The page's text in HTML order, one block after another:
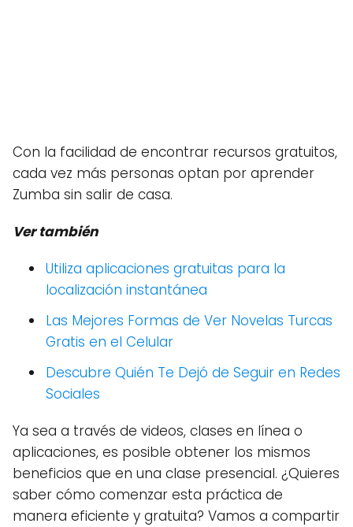
Con la facilidad de encontrar recursos gratuitos,
cada vez más personas optan por aprender
Zumba sin salir de casa.
Ver también
Utiliza aplicaciones gratuitas para la
localización instantánea
Las Mejores Formas de Ver Novelas Turcas
Gratis en el Celular
Descubre Quién Te Dejó de Seguir en Redes
Sociales
Ya sea a través de videos, clases en línea o
aplicaciones, es posible obtener los mismos
beneficios que en una clase presencial. ¿Quieres
saber cómo comenzar esta práctica de
manera eficiente y gratuita? Vamos a compartir